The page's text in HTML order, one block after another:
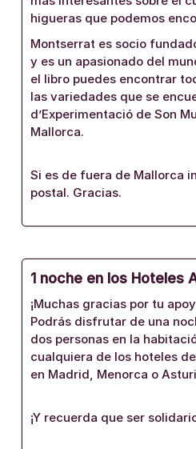
higueras que podemos
Montserrat es socio
y es un apasionado del
el libro puedes encontrar
las variedades que se
d’Experimentació de Son
Mallorca.
Si es de fuera de Mallorca
postal. Gracias.
1 noche en los Hoteles
¡Muchas gracias por tu
Podrás disfrutar de una
dos personas en la
cualquiera de los hoteles
en Madrid, Menorca o
¡Y recuerda que ser